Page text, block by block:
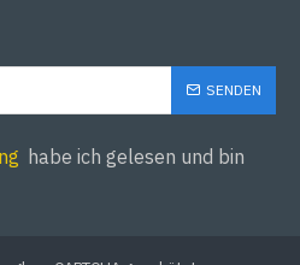
SENDEN
habe ich gelesen und bin